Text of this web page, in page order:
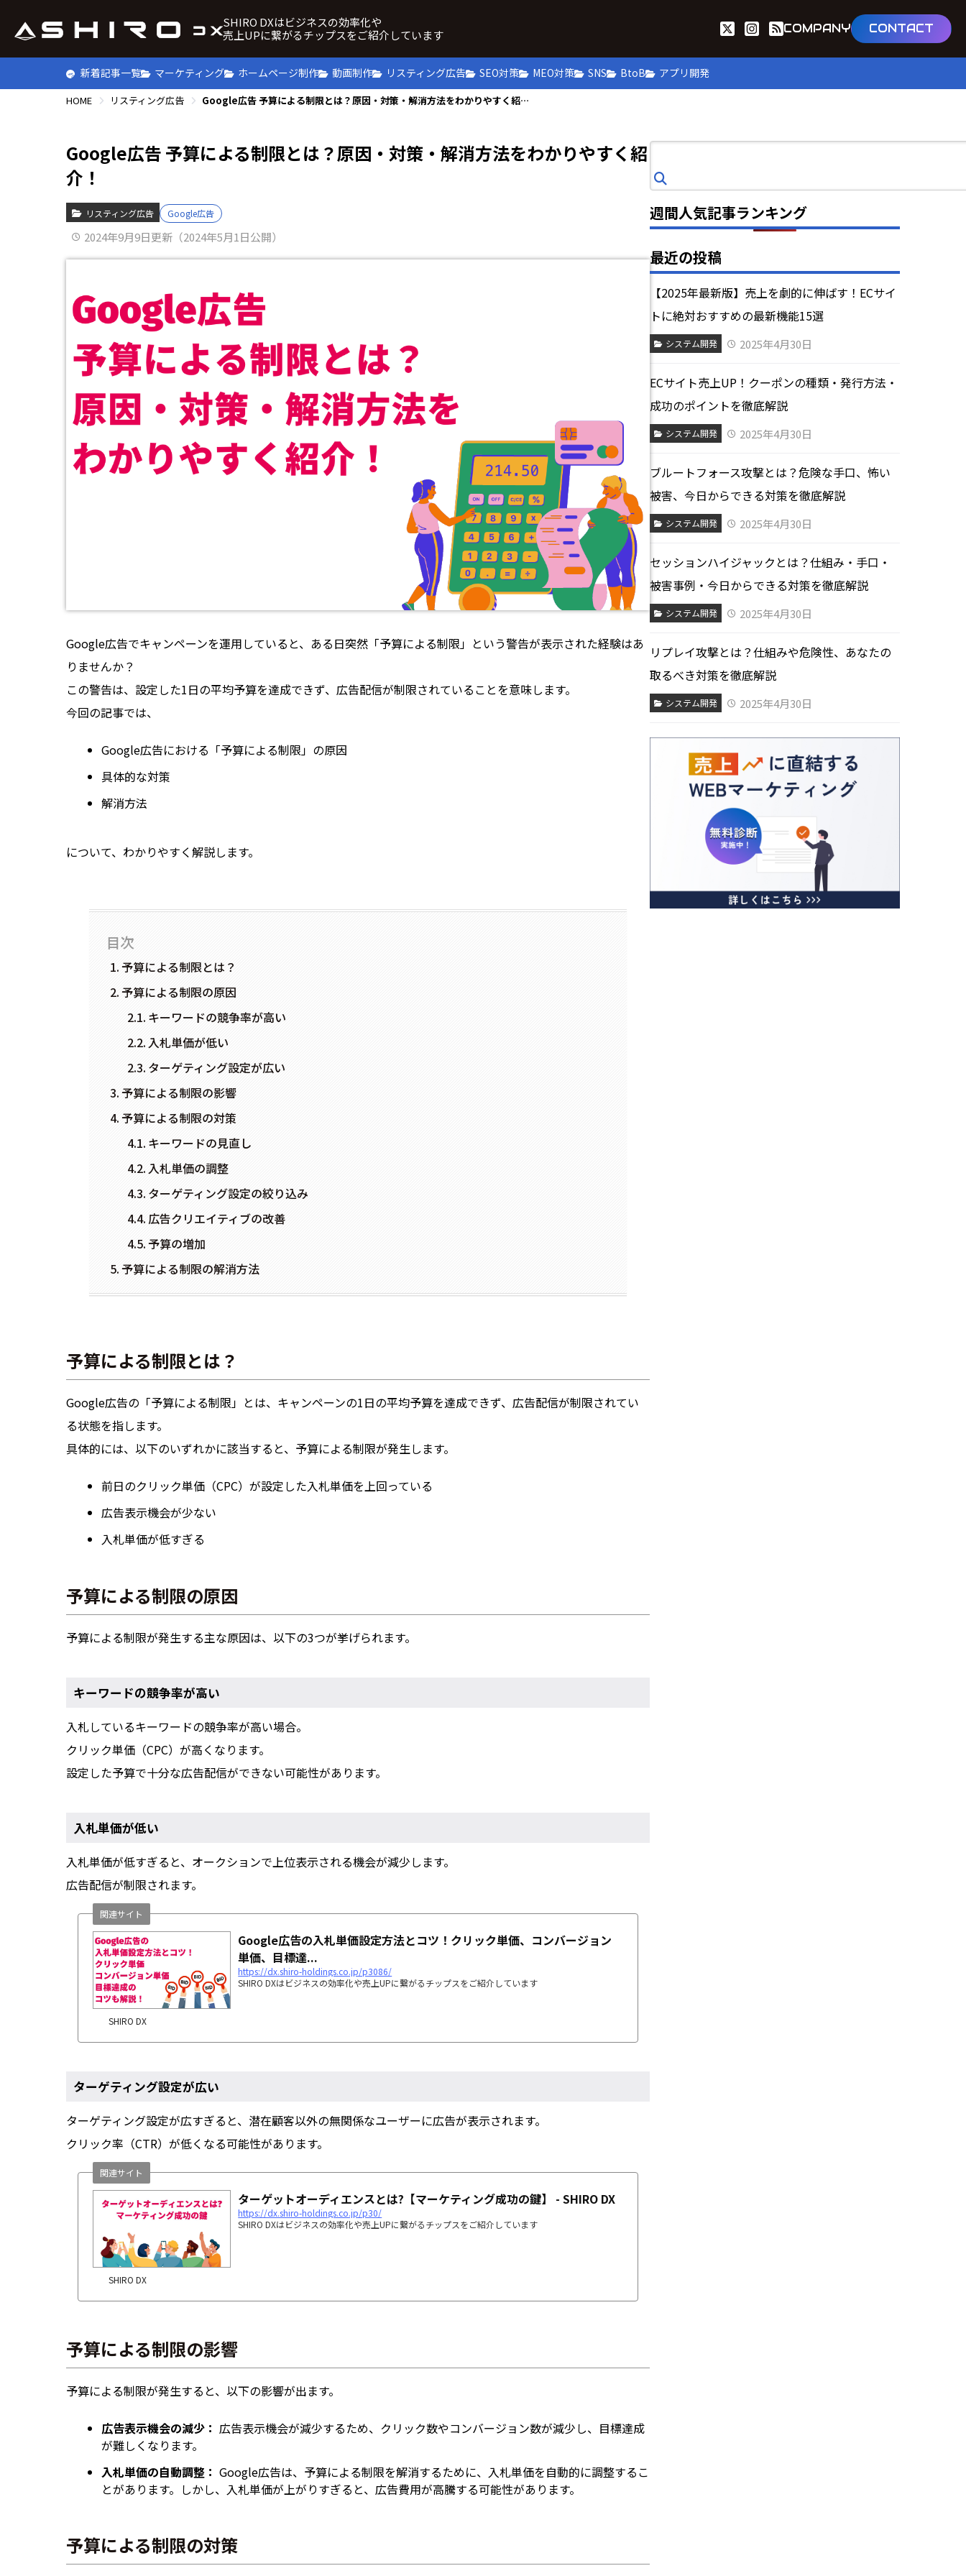
SHIRO DXはビジネスの効率化や
売上UPに繋がるチップスをご紹介しています
COMPANY CONTACT
新着記事一覧 マーケティング ホームページ制作 動画制作 リスティング広告 SEO対策 MEO対策 SNS BtoB アプリ開発
HOME リスティング広告 Google広告 予算による制限とは？原因・対策・解消方法をわかりやすく紹介！
Google広告 予算による制限とは？原因・対策・解消方法をわかりやすく紹
介！
リスティング広告 Google広告
2024年9月9日更新（2024年5月1日公開）
Google広告でキャンペーンを運用していると、ある日突然「予算による制限」という警告が表示された経験はあ
りませんか？
この警告は、設定した1日の平均予算を達成できず、広告配信が制限されていることを意味します。
今回の記事では、
Google広告における「予算による制限」の原因
具体的な対策
解消方法
について、わかりやすく解説します。
目次
予算による制限とは？
予算による制限の原因
キーワードの競争率が高い
入札単価が低い
ターゲティング設定が広い
予算による制限の影響
予算による制限の対策
キーワードの見直し
入札単価の調整
ターゲティング設定の絞り込み
広告クリエイティブの改善
予算の増加
予算による制限の解消方法
予算による制限とは？
Google広告の「予算による制限」とは、キャンペーンの1日の平均予算を達成できず、広告配信が制限されてい
る状態を指します。
具体的には、以下のいずれかに該当すると、予算による制限が発生します。
前日のクリック単価（CPC）が設定した入札単価を上回っている
広告表示機会が少ない
入札単価が低すぎる
予算による制限の原因
予算による制限が発生する主な原因は、以下の3つが挙げられます。
キーワードの競争率が高い
入札しているキーワードの競争率が高い場合。
クリック単価（CPC）が高くなります。
設定した予算で十分な広告配信ができない可能性があります。
入札単価が低い
入札単価が低すぎると、オークションで上位表示される機会が減少します。
広告配信が制限されます。
Google広告の入札単価設定方法とコツ！クリック単価、コンバージョン
単価、目標達...
https://dx.shiro-holdings.co.jp/p3086/
SHIRO DXはビジネスの効率化や売上UPに繋がるチップスをご紹介しています
SHIRO DX
関連サイト
ターゲティング設定が広い
ターゲティング設定が広すぎると、潜在顧客以外の無関係なユーザーに広告が表示されます。
クリック率（CTR）が低くなる可能性があります。
ターゲットオーディエンスとは?【マーケティング成功の鍵】 - SHIRO DX
https://dx.shiro-holdings.co.jp/p30/
SHIRO DXはビジネスの効率化や売上UPに繋がるチップスをご紹介しています
SHIRO DX
関連サイト
予算による制限の影響
予算による制限が発生すると、以下の影響が出ます。
広告表示機会の減少： 広告表示機会が減少するため、クリック数やコンバージョン数が減少し、目標達成
が難しくなります。
入札単価の自動調整： Google広告は、予算による制限を解消するために、入札単価を自動的に調整するこ
とがあります。しかし、入札単価が上がりすぎると、広告費用が高騰する可能性があります。
予算による制限の対策
索
週間人気記事ランキング
最近の投稿
【2025年最新版】売上を劇的に伸ばす！ECサイ
トに絶対おすすめの最新機能15選
システム開発 2025年4月30日
ECサイト売上UP！クーポンの種類・発行方法・
成功のポイントを徹底解説
システム開発 2025年4月30日
ブルートフォース攻撃とは？危険な手口、怖い
被害、今日からできる対策を徹底解説
システム開発 2025年4月30日
セッションハイジャックとは？仕組み・手口・
被害事例・今日からできる対策を徹底解説
システム開発 2025年4月30日
リプレイ攻撃とは？仕組みや危険性、あなたの
取るべき対策を徹底解説
システム開発 2025年4月30日